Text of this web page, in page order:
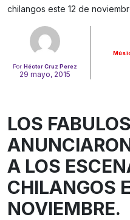
PorHéctor Cruz Perez
29 mayo, 2015
chilangos este 12 de
LOS
A LOS
CHILANGOS
NOVIEMBRE.